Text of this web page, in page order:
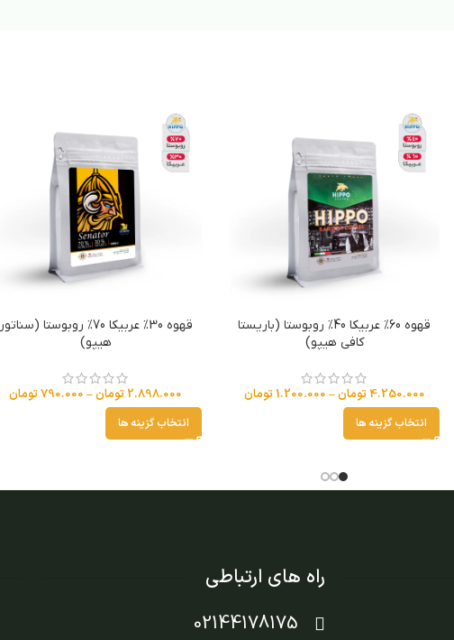
قهوه 60% عربیکا 40% روبوستا (باریستا
کافی هیپو)
4.250.000 تومان–
1.200.000 تومان
انتخاب گزینه ها
قهوه 30% عربیکا 70% روبوستا (سناتور
هیپو)
2.898.000 تومان–
790.000تومان
انتخاب گزینه ها
راه های ارتباطی
02144178175